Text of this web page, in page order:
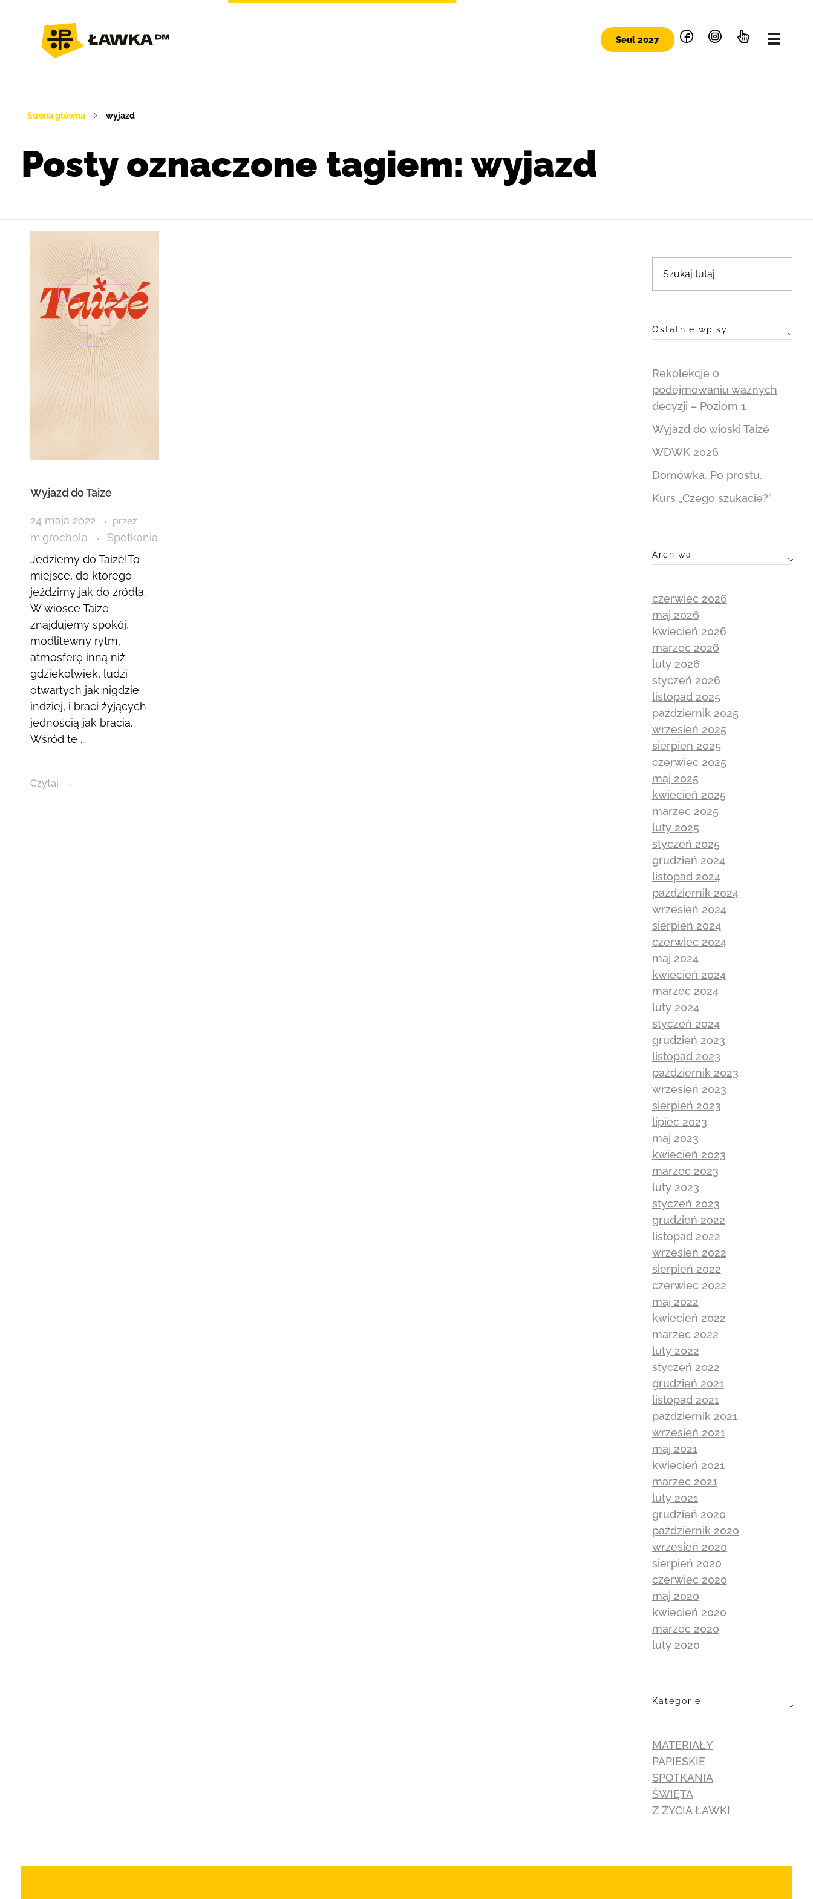
Seul 2027
Strona główna wyjazd
Posty oznaczone tagiem: wyjazd
Wyjazd do Taize
24 maja 2022 przez
m.grochola
Spotkania
Jedziemy do Taizé!To
miejsce, do którego
jeździmy jak do źródła.
W wiosce Taize
znajdujemy spokój,
modlitewny rytm,
atmosferę inną niż
gdziekolwiek, ludzi
otwartych jak nigdzie
indziej, i braci żyjących
jednością jak bracia.
Wśród te ...
Czytaj
Ostatnie wpisy
Rekolekcje o
podejmowaniu ważnych
decyzji – Poziom 1
Wyjazd do wioski Taizé
WDWK 2026
Domówka. Po prostu.
Kurs „Czego szukacie?”
Archiwa
czerwiec 2026
maj 2026
kwiecień 2026
marzec 2026
luty 2026
styczeń 2026
listopad 2025
październik 2025
wrzesień 2025
sierpień 2025
czerwiec 2025
maj 2025
kwiecień 2025
marzec 2025
luty 2025
styczeń 2025
grudzień 2024
listopad 2024
październik 2024
wrzesień 2024
sierpień 2024
czerwiec 2024
maj 2024
kwiecień 2024
marzec 2024
luty 2024
styczeń 2024
grudzień 2023
listopad 2023
październik 2023
wrzesień 2023
sierpień 2023
lipiec 2023
maj 2023
kwiecień 2023
marzec 2023
luty 2023
styczeń 2023
grudzień 2022
listopad 2022
wrzesień 2022
sierpień 2022
czerwiec 2022
maj 2022
kwiecień 2022
marzec 2022
luty 2022
styczeń 2022
grudzień 2021
listopad 2021
październik 2021
wrzesień 2021
maj 2021
kwiecień 2021
marzec 2021
luty 2021
grudzień 2020
październik 2020
wrzesień 2020
sierpień 2020
czerwiec 2020
maj 2020
kwiecień 2020
marzec 2020
luty 2020
Kategorie
MATERIAŁY
PAPIESKIE
SPOTKANIA
ŚWIĘTA
Z ŻYCIA ŁAWKI